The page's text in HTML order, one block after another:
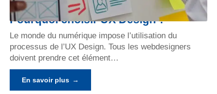
Pourquoi choisir UX Design ?
Le monde du numérique impose l’utilisation du
processus de l’UX Design. Tous les webdesigners
doivent prendre cet élément…
En savoir plus